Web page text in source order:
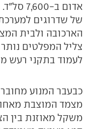
אדום
של שדרוגים
הארכובה ולבית
צליל המפלטים נותר
לעמוד בתקני רעש
כבעבר המנוע
מצמד המוצבת